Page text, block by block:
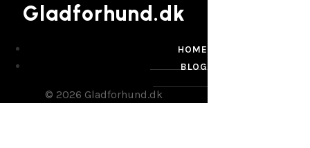
Gladforhund.dk
HOME
BLOG
© 2026 Gladforhund.dk